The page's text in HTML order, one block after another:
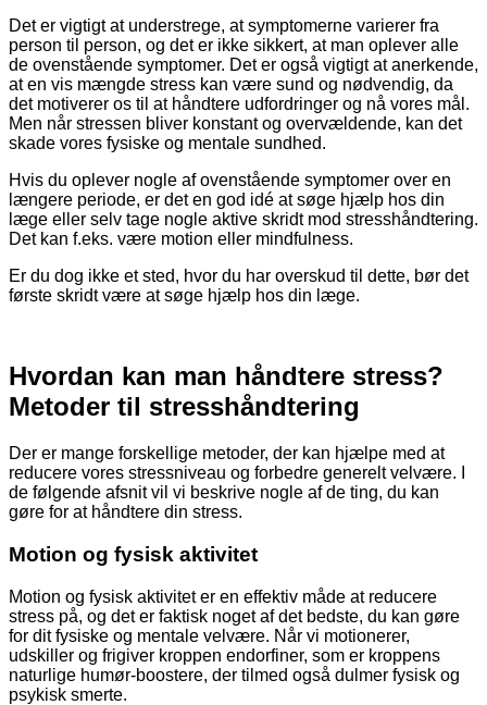
Det er vigtigt at understrege, at symptomerne varierer fra
person til person, og det er ikke sikkert, at man oplever alle
de ovenstående symptomer. Det er også vigtigt at anerkende,
at en vis mængde stress kan være sund og nødvendig, da
det motiverer os til at håndtere udfordringer og nå vores mål.
Men når stressen bliver konstant og overvældende, kan det
skade vores fysiske og mentale sundhed.
Hvis du oplever nogle af ovenstående symptomer over en
længere periode, er det en god idé at søge hjælp hos din
læge eller selv tage nogle aktive skridt mod stresshåndtering.
Det kan f.eks. være motion eller mindfulness.
Er du dog ikke et sted, hvor du har overskud til dette, bør det
første skridt være at søge hjælp hos din læge.
Hvordan kan man håndtere stress?
Metoder til stresshåndtering
Der er mange forskellige metoder, der kan hjælpe med at
reducere vores stressniveau og forbedre generelt velvære. I
de følgende afsnit vil vi beskrive nogle af de ting, du kan
gøre for at håndtere din stress.
Motion og fysisk aktivitet
Motion og fysisk aktivitet er en effektiv måde at reducere
stress på, og det er faktisk noget af det bedste, du kan gøre
for dit fysiske og mentale velvære. Når vi motionerer,
udskiller og frigiver kroppen endorfiner, som er kroppens
naturlige humør-boostere, der tilmed også dulmer fysisk og
psykisk smerte.